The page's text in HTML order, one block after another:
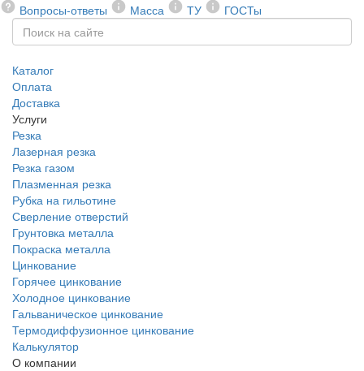
Вопросы-ответы Масса ТУ ГОСТы
Каталог
Оплата
Доставка
Услуги
Резка
Лазерная резка
Резка газом
Плазменная резка
Рубка на гильотине
Сверление отверстий
Грунтовка металла
Покраска металла
Цинкование
Горячее цинкование
Холодное цинкование
Гальваническое цинкование
Термодиффузионное цинкование
Калькулятор
О компании